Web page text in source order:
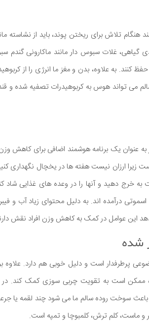
هنگام تلاش برای ریختن پوند، باید از نشاسته
گیاهی، غلات سبوس دار مانند ماکارونی گندم
کنند. به علاوه، بدن و مغز ما انرژی را از
می تواند هوس به کربوهیدرات تصفیه شده و
به عنوان یک برنامه هوشمند اضافی برای کاهش
زیرا ارزان نیست هفته ها در یخچال نگهداری
خرج دهید و آنها را در وعده های غذایی
درآمده اند. به دلیل محتوای زیاد آب و
این عوامل در کمک به کاهش وزن افراد نقش
پرطرفدار است و دلیل خوبی هم دارد.
است به تقویت چربی سوزی کمک کند. در
باعث سوخت روده سالم ما می شود چند لقمه یا جرعه
ماست، کلم ترش، کلمبوچا و تمپه است.